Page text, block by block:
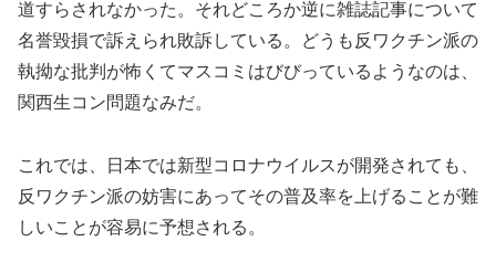
道すらされなかった。それどころか逆に雑誌記事について
名誉毀損で訴えられ敗訴している。どうも反ワクチン派の
執拗な批判が怖くてマスコミはびびっているようなのは、
関西生コン問題なみだ。
これでは、日本では新型コロナウイルスが開発されても、
反ワクチン派の妨害にあってその普及率を上げることが難
しいことが容易に予想される。